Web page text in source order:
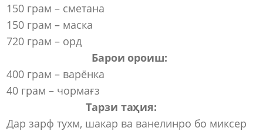
150 грам – сметана
150 грам – маска
720 грам – орд
Барои ороиш:
400 грам – варёнка
40 грам – чормағз
Тарзи таҳия:
Дар зарф тухм, шакар ва ванелинро бо миксер